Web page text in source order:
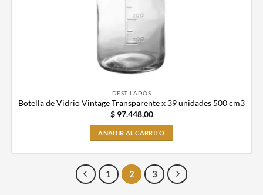
DESTILADOS
Botella de Vidrio Vintage Transparente x 39 unidades 500 cm3
$97.448,00
AÑADIR AL CARRITO
1 2 3